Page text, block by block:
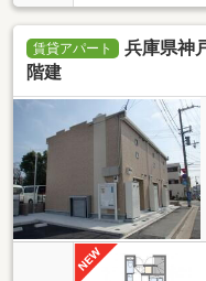
賃貸アパート
兵庫県神
階建